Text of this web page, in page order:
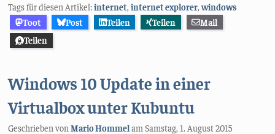
Tags für diesen Artikel:internet ,internet explorer ,windows
Toot
Post Teilen Teilen
Mail
Teilen
Windows 10 Update in einer
Virtualbox unter Kubuntu
Geschrieben vonMario HommelamSamstag, 1. August 2015